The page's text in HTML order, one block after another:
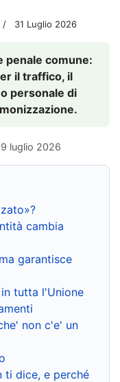
31 Luglio 2026
penale comune:
il traffico, il
personale di
luglio 2026
cambia
garantisce
tutta l'Unione
non c'e' un
ti dice, e perché